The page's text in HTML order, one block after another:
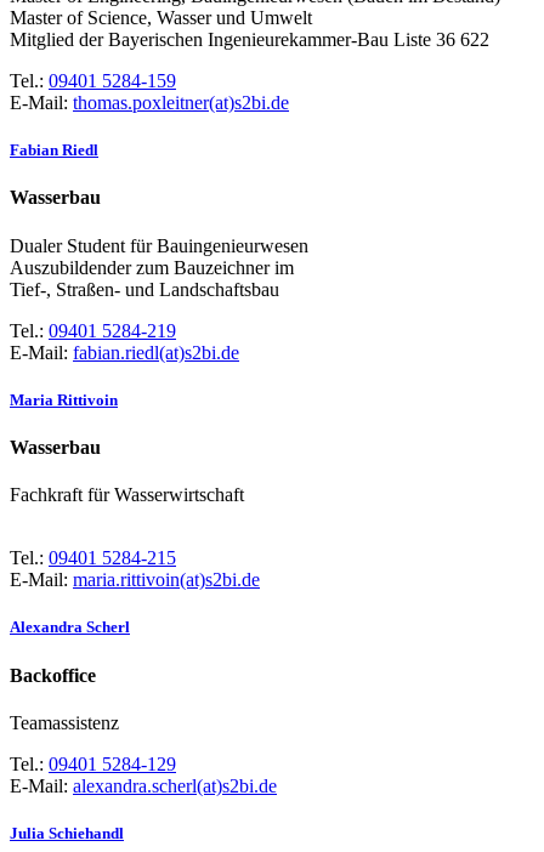
Master of Science, Wasser und Umwelt
Mitglied der Bayerischen Ingenieurekammer-Bau Liste 36 622
Tel.: 09401 5284-159
E-Mail: thomas.poxleitner(at)s2bi.de
Fabian Riedl
Wasserbau
Dualer Student für Bauingenieurwesen
Auszubildender zum Bauzeichner im
Tief-, Straßen- und Landschaftsbau
Tel.: 09401 5284-219
E-Mail: fabian.riedl(at)s2bi.de
Maria Rittivoin
Wasserbau
Fachkraft für Wasserwirtschaft
Tel.: 09401 5284-215
E-Mail: maria.rittivoin(at)s2bi.de
Alexandra Scherl
Backoffice
Teamassistenz
Tel.: 09401 5284-129
E-Mail: alexandra.scherl(at)s2bi.de
Julia Schiehandl